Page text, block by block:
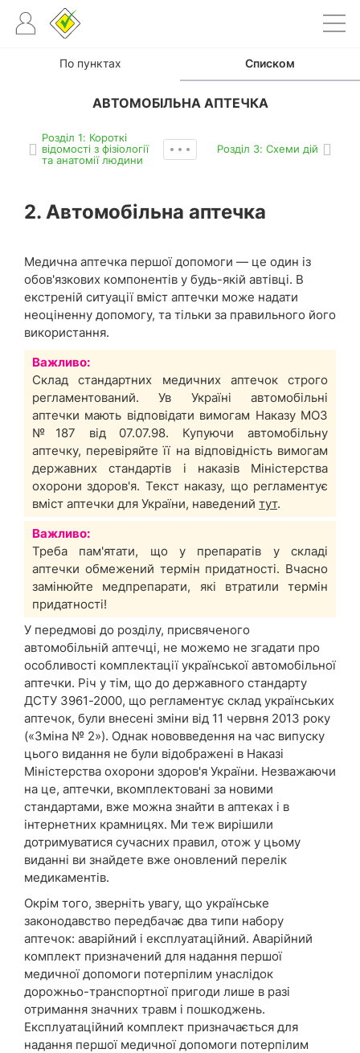
По пунктах Списком
АВТОМОБІЛЬНА АПТЕЧКА
Роздiл 1: Короткі
відомості з фізіології
та анатомії людини
Роздiл 3: Схеми дій
2. Автомобільна аптечка
Медична аптечка першої допомоги — це один із
обов'язкових компонентів у будь-якій автівці. В
екстреній ситуації вміст аптечки може надати
неоціненну допомогу, та тільки за правильного його
використання.
Важливо:
Склад стандартних медичних аптечок строго
регламентований. Ув Україні автомобільні
аптечки мають відповідати вимогам Наказу МОЗ
№187 від 07.07.98. Купуючи автомобільну
аптечку, перевіряйте її на відповідність вимогам
державних стандартів і наказів Міністерства
охорони здоров'я. Текст наказу, що регламентує
вміст аптечки для України, наведений тут.
Важливо:
Треба пам'ятати, що у препаратів у складі
аптечки обмежений термін придатності. Вчасно
замінюйте медпрепарати, які втратили термін
придатності!
У передмові до розділу, присвяченого
автомобільній аптечці, не можемо не згадати про
особливості комплектації української автомобільної
аптечки. Річ у тім, що до державного стандарту
ДСТУ 3961-2000, що регламентує склад українських
аптечок, були внесені зміни від 11 червня 2013 року
(«Зміна № 2»). Однак нововведення на час випуску
цього видання не були відображені в Наказі
Міністерства охорони здоров'я України. Незважаючи
на це, аптечки, вкомплектовані за новими
стандартами, вже можна знайти в аптеках і в
інтернетних крамницях. Ми теж вирішили
дотримуватися сучасних правил, отож у цьому
виданні ви знайдете вже оновлений перелік
медикаментів.
Окрім того, зверніть увагу, що українське
законодавство передбачає два типи набору
аптечок: аварійний і експлуатаційний. Аварійний
комплект призначений для надання першої
медичної допомоги потерпілим унаслідок
дорожньо-транспортної пригоди лише в разі
отримання значних травм і пошкоджень.
Експлуатаційний комплект призначається для
надання першої медичної допомоги потерпілим